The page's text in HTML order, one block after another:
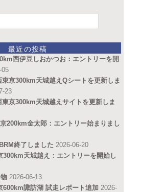
最近の投稿
西伊豆しおかつお：エントリーを開
05
東京300km天城越えQシートを更新しま
23
東京300km天城越えサイトを更新しま
200km金太郎：エントリー始まりまし
終了しました 2026-06-20
300km天城越え：エントリーを開始し
2026-06-13
600km諏訪湖 試走レポート追加 2026-